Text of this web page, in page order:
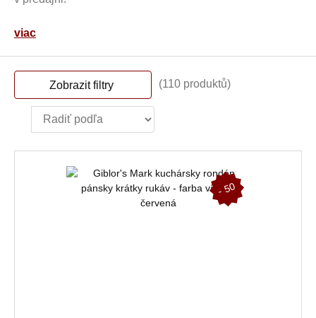
viac
Zobrazit filtry (110 produktů)
-
5
0